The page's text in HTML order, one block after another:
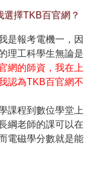
選擇TKB百官網？
是報考電機一，因
理工科學生無論是
網的師資，我在上
認為TKB百官網不
課程到數位學堂上
綱老師的課可以在
電磁學分數就是能